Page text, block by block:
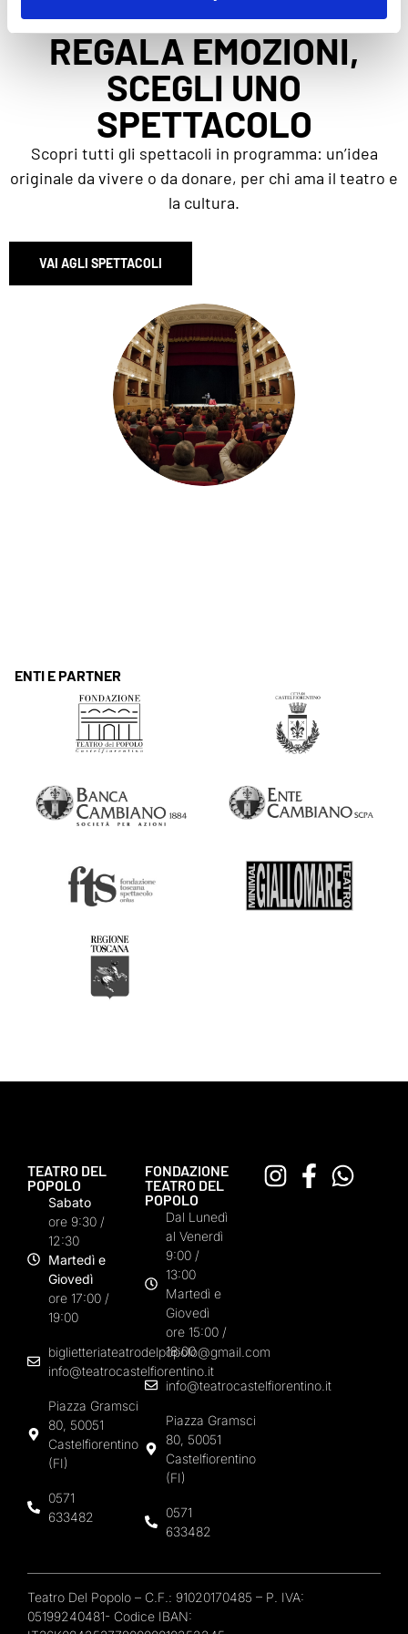
REGALA EMOZIONI,
SCEGLI UNO
SPETTACOLO
Scopri tutti gli spettacoli in programma: un’idea
originale da vivere o da donare, per chi ama il teatro e
la cultura.
VAI AGLI SPETTACOLI
ENTI E PARTNER
TEATRO DEL
POPOLO
Sabato
ore 9:30 /
12:30
Martedì e
Giovedì
ore 17:00 /
19:00
biglietteriateatrodelpopolo@gmail.com
info@teatrocastelfiorentino.it
Piazza Gramsci
80, 50051
Castelfiorentino
(FI)
0571
633482
FONDAZIONE
TEATRO DEL
POPOLO
Dal Lunedì
al Venerdì
9:00 /
13:00
Martedì e
Giovedì
ore 15:00 /
18:00
info@teatrocastelfiorentino.it
Piazza Gramsci
80, 50051
Castelfiorentino
(FI)
0571
633482
Teatro Del Popolo – C.F.: 91020170485 – P. IVA:
05199240481- Codice IBAN: